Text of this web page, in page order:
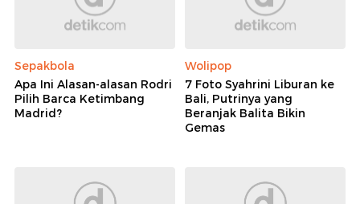
Sepakbola
Apa Ini Alasan-alasan Rodri
Pilih Barca Ketimbang
Madrid?
Wolipop
7 Foto Syahrini Liburan ke
Bali, Putrinya yang
Beranjak Balita Bikin
Gemas